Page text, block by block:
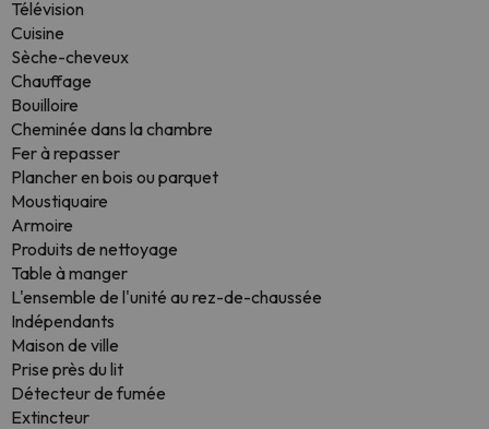
Télévision
Cuisine
Sèche-cheveux
Chauffage
Bouilloire
Cheminée dans la chambre
Fer à repasser
Plancher en bois ou parquet
Moustiquaire
Armoire
Produits de nettoyage
Table à manger
L'ensemble de l'unité au rez-de-chaussée
Indépendants
Maison de ville
Prise près du lit
Détecteur de fumée
Extincteur